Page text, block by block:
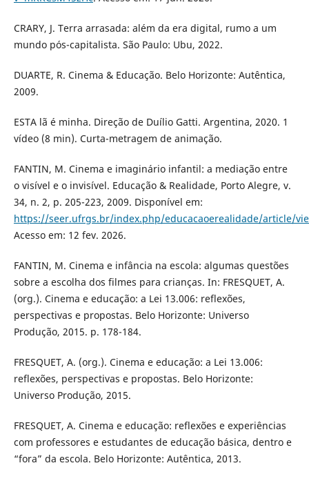
CRARY, J. Terra arrasada: além da era digital, rumo a um
mundo pós-capitalista. São Paulo: Ubu, 2022.
DUARTE, R. Cinema & Educação. Belo Horizonte: Autêntica,
2009.
ESTA lã é minha. Direção de Duílio Gatti. Argentina, 2020. 1
vídeo (8 min). Curta-metragem de animação.
FANTIN, M. Cinema e imaginário infantil: a mediação entre
o visível e o invisível. Educação & Realidade, Porto Alegre, v.
34, n. 2, p. 205-223, 2009. Disponível em:
https://seer.ufrgs.br/index.php/educacaoerealidade/article/
Acesso em: 12 fev. 2026.
FANTIN, M. Cinema e infância na escola: algumas questões
sobre a escolha dos filmes para crianças. In: FRESQUET, A.
(org.). Cinema e educação: a Lei 13.006: reflexões,
perspectivas e propostas. Belo Horizonte: Universo
Produção, 2015. p. 178-184.
FRESQUET, A. (org.). Cinema e educação: a Lei 13.006:
reflexões, perspectivas e propostas. Belo Horizonte:
Universo Produção, 2015.
FRESQUET, A. Cinema e educação: reflexões e experiências
com professores e estudantes de educação básica, dentro e
“fora” da escola. Belo Horizonte: Autêntica, 2013.